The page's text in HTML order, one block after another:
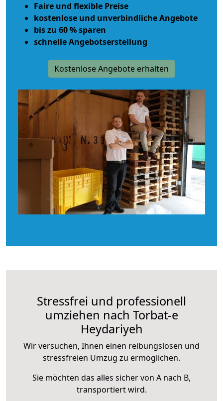
Faire und flexible Preise
kostenlose und unverbindliche Angebote
bis zu 60 % sparen
schnelle Angebotserstellung
Kostenlose Angebote erhalten
Stressfrei und professionell
umziehen nach Torbat-e
Heydariyeh
Wir versuchen, Ihnen einen reibungslosen und
stressfreien Umzug zu ermöglichen.
Sie möchten das alles sicher von A nach B,
transportiert wird.